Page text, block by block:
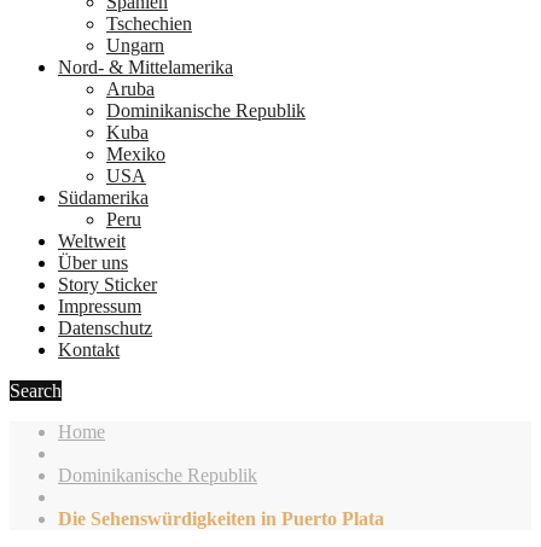
Tschechien
Ungarn
Nord- & Mittelamerika
Aruba
Dominikanische Republik
Kuba
Mexiko
USA
Südamerika
Peru
Weltweit
Über uns
Story Sticker
Impressum
Datenschutz
Kontakt
Search
Home
Dominikanische Republik
Die Sehenswürdigkeiten in Puerto Plata